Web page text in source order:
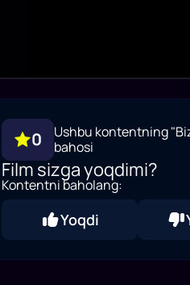
0
Ushbu kontentning
bahosi
Film sizga yoqdimi?
Kontentni baholang:
Yoqdi